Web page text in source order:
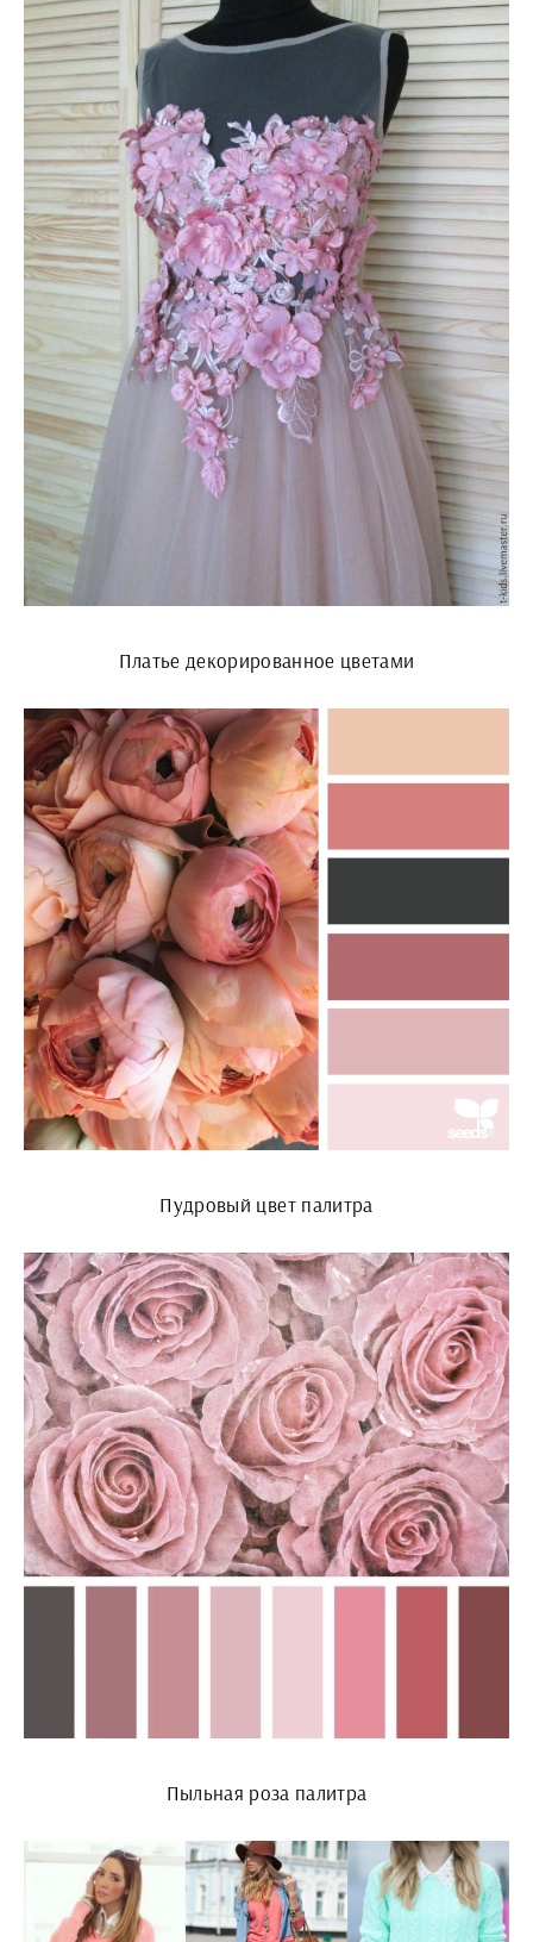
Платье декорированное цветами
Пудровый цвет палитра
Пыльная роза палитра